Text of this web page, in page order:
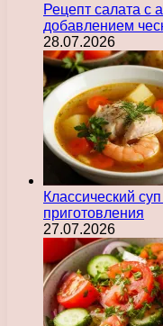
Рецепт салата с
добавлением
28.07.2026
Классический
приготовления
27.07.2026